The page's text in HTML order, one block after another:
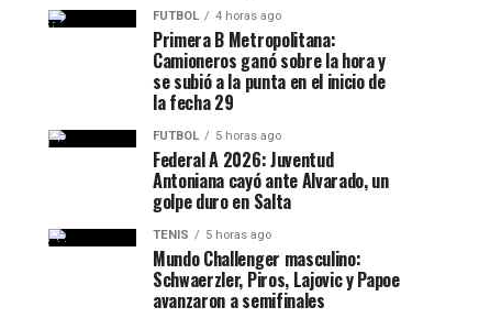
FUTBOL 4 horas ago
Primera B Metropolitana:
Camioneros ganó sobre la hora y
se subió a la punta en el inicio de
la fecha 29
FUTBOL 5 horas ago
Federal A 2026: Juventud
Antoniana cayó ante Alvarado, un
golpe duro en Salta
TENIS 5 horas ago
Mundo Challenger masculino:
Schwaerzler, Piros, Lajovic y Papoe
avanzaron a semifinales